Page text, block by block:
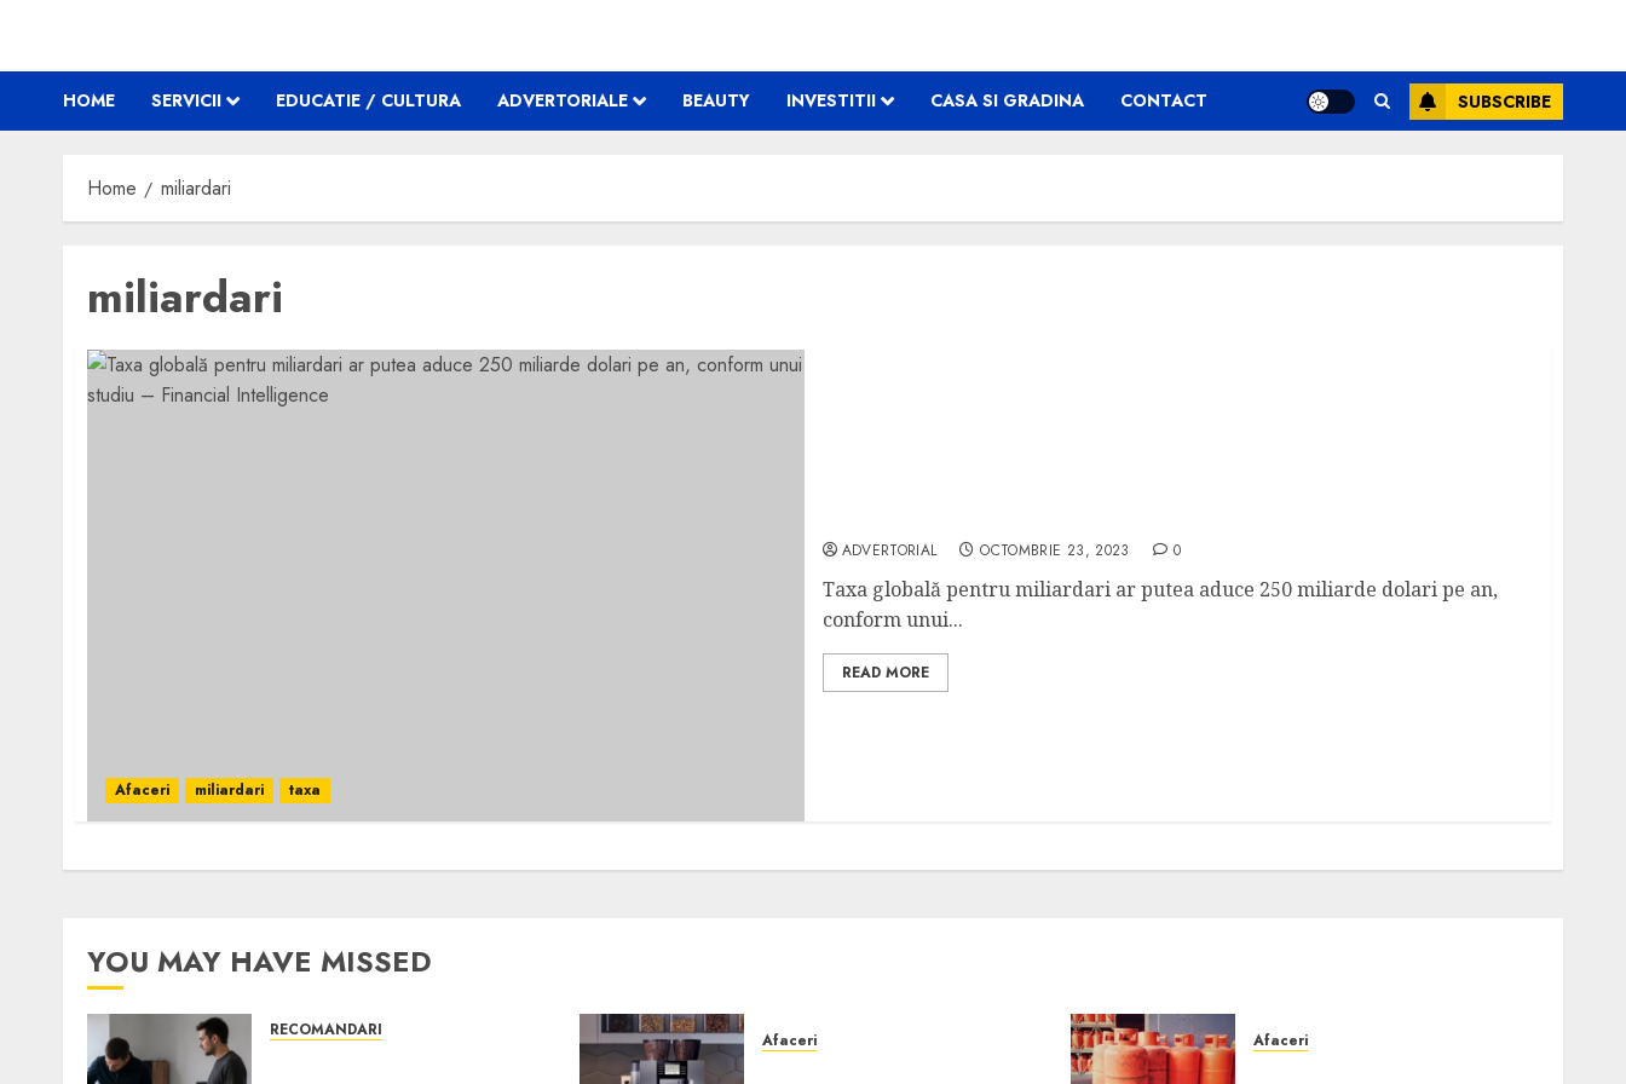
HOME SERVICII EDUCATIE / CULTURA ADVERTORIALE BEAUTY INVESTITII CASA SI GRADINA CONTACT SUBSCRIBE
Home miliardari
miliardari
Afaceri miliardari taxa
ADVERTORIAL OCTOMBRIE 23, 2023 0
Taxa globală pentru miliardari ar putea aduce 250 miliarde dolari pe an,
conform unui...
READ MORE
YOU MAY HAVE MISSED
RECOMANDARI Afaceri Afaceri